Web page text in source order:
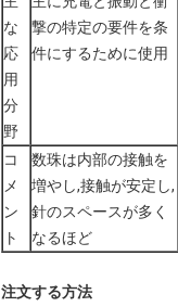
な
応
用
分
野
撃の特定の要件を条
件にするために使用
コ
メ
ン
ト
数珠は内部の接触を
増やし,接触が安定し,
針のスペースが多く
なるほど
注文する方法